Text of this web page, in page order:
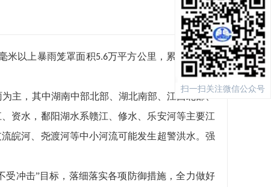
米以上暴雨笼罩面积5.6万平方公里，累计最大点
主，其中湖南中部北部、湖北南部、江西北部、
资水，鄱阳湖水系赣江、修水、乐安河等主要江
皖河、尧渡河等中小河流可能发生超警洪水。强
冲击”目标，落细落实各项防御措施，全力做好
扫一扫关注微信公众号